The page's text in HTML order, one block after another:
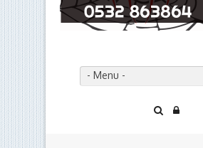
- Menu -